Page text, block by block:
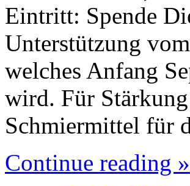
Eintritt: Spende
Unterstützung
welches Anfang
wird. Für
Schmiermittel für
Continue reading »